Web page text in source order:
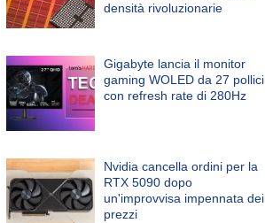
densità rivoluzionarie
Gigabyte lancia il monitor
gaming WOLED da 27 pollici
con refresh rate di 280Hz
Nvidia cancella ordini per la
RTX 5090 dopo
un'improvvisa impennata dei
prezzi